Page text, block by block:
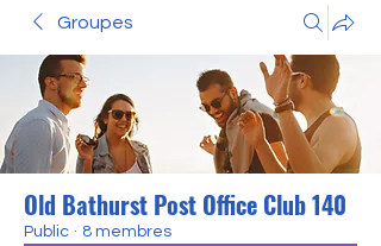
Groupes
Old Bathurst Post Office Club 140
Public · 8 membres